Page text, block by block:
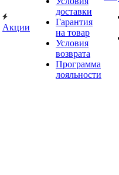
Акции
доставки
Гарантия
на товар
Условия
возврата
Программа
лояльности